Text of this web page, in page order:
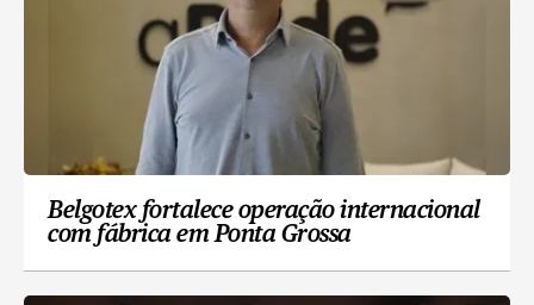
Belgotex fortalece operação internacional
com fábrica em Ponta Grossa